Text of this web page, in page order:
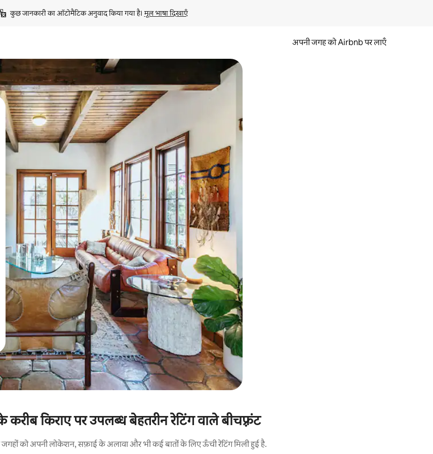
कुछ जानकारी का ऑटोमैटिक अनुवाद किया गया है। मूल भाषा दिखाएँ
अपनी जगह को Airbnb पर लाएँ
करें या टच या फिर स्वाइप जेस्चर का इस्तेमाल करके एक्सप्लोर करें।
के करीब किराए पर उपलब्ध बेहतरीन रेटिंग वाले बीचफ़्रंट
को अपनी लोकेशन, सफ़ाई के अलावा और भी कई बातों के लिए ऊँची रेटिंग मिली हुई है.